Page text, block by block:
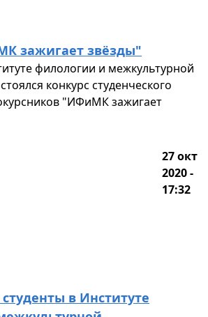
зажигает звёзды"
филологии и межкультурной
конкурс студенческого
"ИФиМК зажигает
27 окт
2020 -
17:32
в Институте